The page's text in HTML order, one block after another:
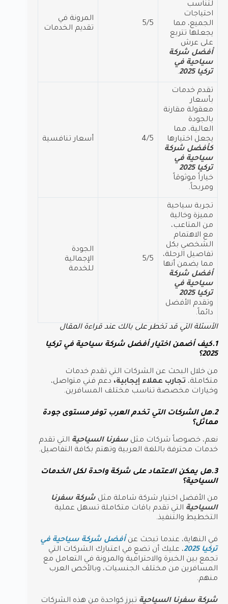
لتناسب
احتياجات
الجميع، مما
يجعلها تتربع
على عرش
أفضل شركة
سياحية في
تركيا 2025
.
5/5
المرونة في
تقديم الخدمات
تقدم خدمات
بأسعار
معقولة مقارنة
بالجودة
العالية، مما
يجعل اختيارها
كأفضل شركة
سياحية في
تركيا 2025
خياراً موثوقاً
ومربحاً.
4/5 أسعار تنافسية
تجربة سياحية
مميزة وخالية
من المتاعب،
مع الاهتمام
الشخصي بكل
تفاصيل الرحلة،
مما يضمن أنها
أفضل شركة
سياحية في
تركيا 2025
وتقدم الأفضل
دائماً.
5/5
الجودة
الإجمالية
للخدمة
الأسئلة التي قد تخطر على بالك عند قراءة المقال
1.كيف أضمن اختيار أفضل شركة سياحية في تركيا
2025؟
من خلال البحث عن الشركات التي تقدم خدمات
متكاملة، تجارب عملاء إيجابية، دعم فني متواصل،
وخيارات مخصصة تناسب مختلف المسافرين.
2.هل الشركات التي تخدم العرب توفر مستوى جودة
مماثل؟
نعم، خصوصاً شركات مثل سفرنا السياحية التي تقدم
خدمات محترفة باللغة العربية وتهتم بكافة التفاصيل.
3.هل يمكن الاعتماد على شركة واحدة لكل الخدمات
السياحية؟
من الأفضل اختيار شركة شاملة مثل شركة سفرنا
السياحية التي تقدم باقات متكاملة تسهل عملية
التخطيط والتنفيذ.
في النهاية، عندما تبحث عن أفضل شركة سياحية في
تركيا 2025
، عليك أن تضع في اعتبارك الشركات التي
تجمع بين الخبرة والاحترافية والمرونة في التعامل مع
المسافرين من مختلف الجنسيات، وبالأخص العرب
منهم.
شركة سفرنا السياحية تبرز كواحدة من هذه الشركات